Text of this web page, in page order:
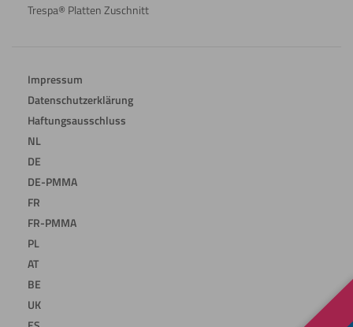
Trespa® Platten Zuschnitt
Impressum
Datenschutzerklärung
Haftungsausschluss
NL
DE
DE-PMMA
FR
FR-PMMA
PL
AT
BE
UK